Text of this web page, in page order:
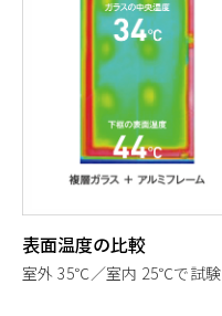
表面温度の比較
室外 35℃／室内 25℃で試験